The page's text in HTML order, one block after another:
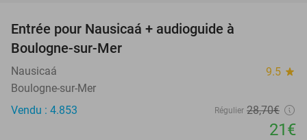
Entrée pour Nausicaá + audioguide à
Boulogne-sur-Mer
Nausicaá 9.5 star
Boulogne-sur-Mer
Vendu : 4.853
Régulier 28,70€
21€